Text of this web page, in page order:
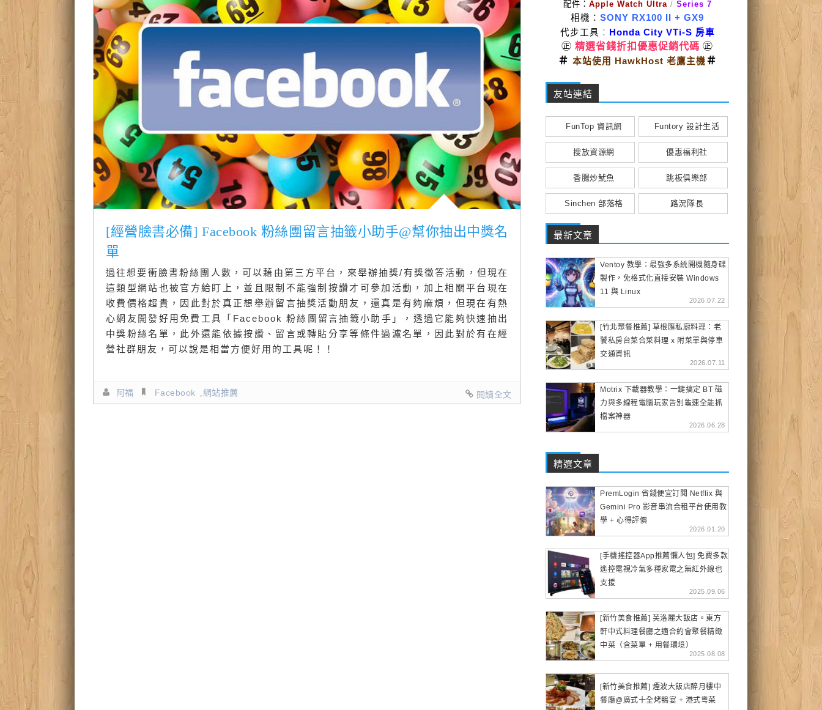
[經營臉書必備] Facebook 粉絲團留言抽籤小助手@幫你抽出中獎名
單
過往想要衝臉書粉絲團人數，可以藉由第三方平台，來舉辦抽獎/有獎徵答活動，但現在
這類型網站也被官方給盯上，並且限制不能強制按讚才可參加活動，加上相關平台現在
收費價格超貴，因此對於真正想舉辦留言抽獎活動朋友，還真是有夠麻煩，但現在有熱
心網友開發好用免費工具「Facebook 粉絲團留言抽籤小助手」，透過它能夠快速抽出
中獎粉絲名單，此外還能依據按讚、留言或轉貼分享等條件過濾名單，因此對於有在經
營社群朋友，可以說是相當方便好用的工具呢！！
阿福 Facebook 網站推薦 閱讀全文
配件： Apple Watch Ultra / Series 7
相機： SONY RX100 II
+ GX9
代步工具 ： Honda City VTi-S 房車
㊣ 精選省錢折扣優惠促銷代碼 ㊣
＃ 本站使用 HawkHost 老鷹主機＃
友站連結
FunTop 資訊網 Funtory 設計生活
搜放資源網 優惠福利社
香腸炒魷魚 跳板俱樂部
Sinchen 部落格 路況隊長
最新文章
Ventoy 教學：最強多系統開機隨身碟
製作，免格式化直接安裝 Windows
11 與 Linux
2026.07.22
[竹北聚餐推薦] 草根匯私廚料理：老
饕私房台菜合菜料理 x 附菜單與停車
交通資訊
2026.07.11
Motrix 下載器教學：一鍵搞定 BT 磁
力與多線程電腦玩家告別龜速全能抓
檔案神器
2026.06.28
精選文章
PremLogin 省錢便宜訂閱 Netflix 與
Gemini Pro 影音串流合租平台使用教
學 + 心得評價
2026.01.20
[手機搖控器App推薦懶人包] 免費多款
遙控電視冷氣多種家電之無紅外線也
支援
2025.09.06
[新竹美食推薦] 芙洛麗大飯店。東方
軒中式料理餐廳之適合約會聚餐精緻
中菜（含菜單 + 用餐環境）
2025.08.08
[新竹美食推薦] 煙波大飯店醉月樓中
餐廳@廣式十全烤鴨宴 + 港式粵菜